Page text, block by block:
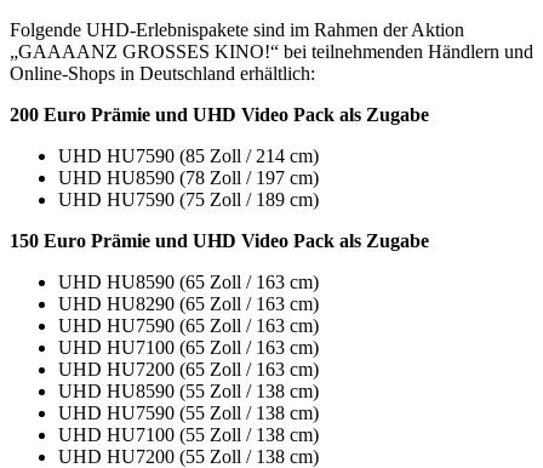
Folgende UHD-Erlebnispakete sind im Rahmen der Aktion
„GAAAANZ GROSSES KINO!“ bei teilnehmenden Händlern und
Online-Shops in Deutschland erhältlich:
200 Euro Prämie und UHD Video Pack als Zugabe
UHD HU7590 (85 Zoll / 214 cm)
UHD HU8590 (78 Zoll / 197 cm)
UHD HU7590 (75 Zoll / 189 cm)
150 Euro Prämie und UHD Video Pack als Zugabe
UHD HU8590 (65 Zoll / 163 cm)
UHD HU8290 (65 Zoll / 163 cm)
UHD HU7590 (65 Zoll / 163 cm)
UHD HU7100 (65 Zoll / 163 cm)
UHD HU7200 (65 Zoll / 163 cm)
UHD HU8590 (55 Zoll / 138 cm)
UHD HU7590 (55 Zoll / 138 cm)
UHD HU7100 (55 Zoll / 138 cm)
UHD HU7200 (55 Zoll / 138 cm)